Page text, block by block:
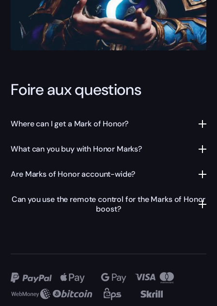
Foire aux questions
Where can I get a Mark of Honor?
What can you buy with Honor Marks?
Are Marks of Honor account-wide?
Can you use the remote control for the Marks of Honor
boost?